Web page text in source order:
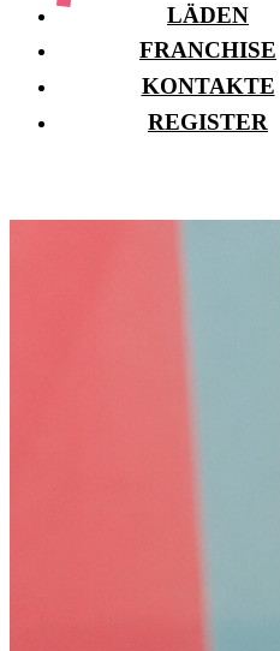
LÄDEN
FRANCHISE
KONTAKTE
REGISTER